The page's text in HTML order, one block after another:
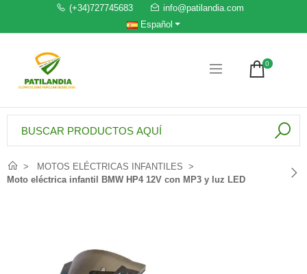
(+34)727745683
info@patilandia.com
Español
0
MOTOS ELÉCTRICAS INFANTILES
Moto eléctrica infantil BMW HP4 12V con MP3 y luz LED